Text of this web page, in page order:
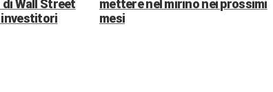
Wall Street
mettere nel mirino nei prossimi
mesi